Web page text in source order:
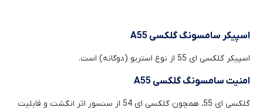
اسپیکر سامسونگ گلکسی A55
اسپیکر گلکسی ای 55 از نوع استریو (دوگانه) است.
امنیت سامسونگ گلکسی A55
گلکسی ای 55، همچون گلکسی ای 54 از سنسور اثر انگشت و قابلیت